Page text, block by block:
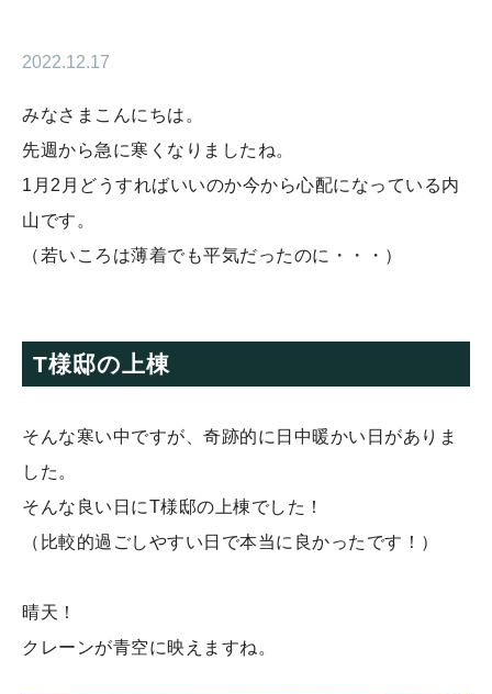
2022.12.17
みなさまこんにちは。
先週から急に寒くなりましたね。
1月2月どうすればいいのか今から心配になっている内
山です。
（若いころは薄着でも平気だったのに・・・）
T様邸の上棟
そんな寒い中ですが、奇跡的に日中暖かい日がありま
した。
そんな良い日にT様邸の上棟でした！
（比較的過ごしやすい日で本当に良かったです！）
晴天！
クレーンが青空に映えますね。